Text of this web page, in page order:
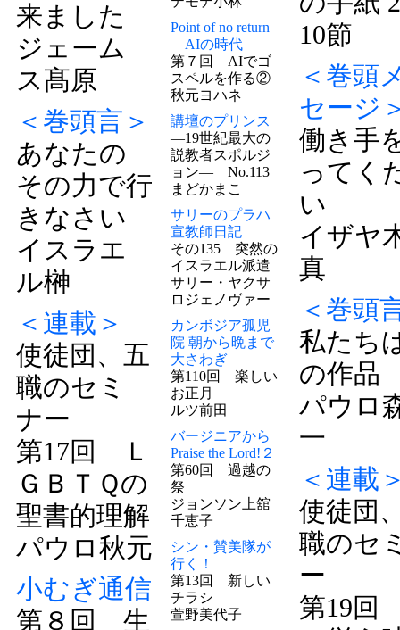
来ました
ジェーム
ス髙原
＜巻頭言＞
あなたの
その力で行
きなさい
イスラエ
ル榊
＜連載＞
使徒団、五
職のセミ
ナー
第17回 Ｌ
ＧＢＴＱの
聖書的理解
パウロ秋元
小むぎ通信
第８回 生
Point of no return
―AIの時代―
第７回 AIでゴ
スペルを作る②
秋元ヨハネ
講壇のプリンス
―19世紀最大の
説教者スポルジ
ョン― No.113
まどかまこ
サリーのプラハ
宣教師日記
その135 突然の
イスラエル派遣
サリー・ヤクサ
ロジェノヴァー
カンボジア孤児
院 朝から晩まで
大さわぎ
第110回 楽しい
お正月
ルツ前田
バージニアから
Praise the Lord!２
第60回 過越の
祭
ジョンソン上舘
千恵子
シン・賛美隊が
行く！
第13回 新しい
チラシ
萱野美代子
10節
＜巻頭
セージ
働き手
ってく
い
イザヤ
真
＜巻頭
私たち
の作品
パウロ
一
＜連載
使徒団
職のセ
ー
第19